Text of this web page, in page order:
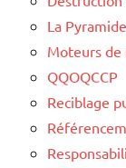
La
Moteurs de
QQOQCCP
Reciblage